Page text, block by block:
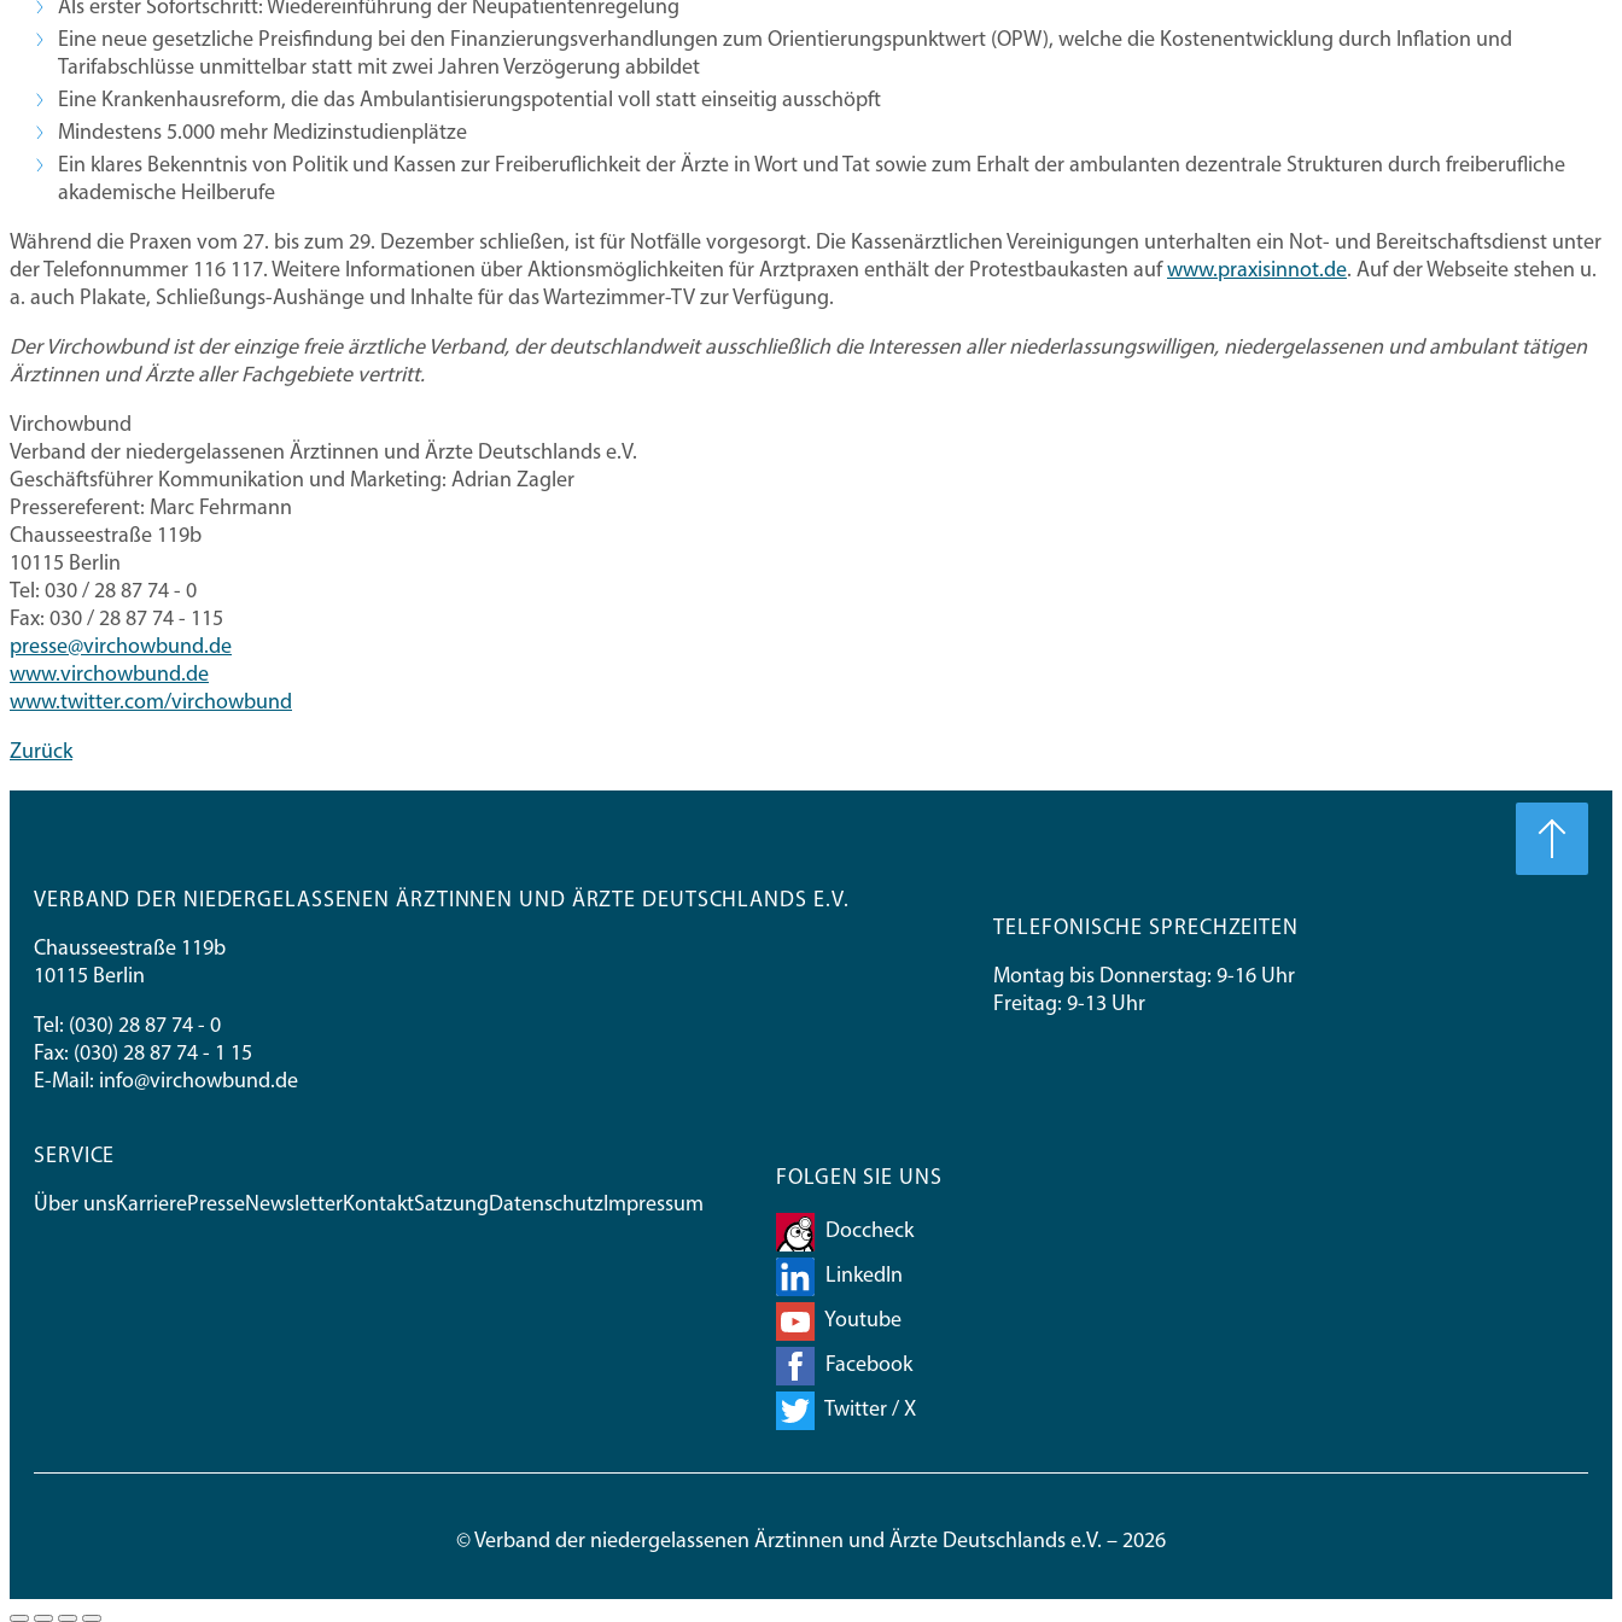
Als erster Sofortschritt: Wiedereinführung der Neupatientenregelung
Eine neue gesetzliche Preisfindung bei den Finanzierungsverhandlungen zum Orientierungspunktwert (OPW), welche die Kostenentwicklung durch Inflation und
Tarifabschlüsse unmittelbar statt mit zwei Jahren Verzögerung abbildet
Eine Krankenhausreform, die das Ambulantisierungspotential voll statt einseitig ausschöpft
Mindestens 5.000 mehr Medizinstudienplätze
Ein klares Bekenntnis von Politik und Kassen zur Freiberuflichkeit der Ärzte in Wort und Tat sowie zum Erhalt der ambulanten dezentrale Strukturen durch freiberufliche
akademische Heilberufe
Während die Praxen vom 27. bis zum 29. Dezember schließen, ist für Notfälle vorgesorgt. Die Kassenärztlichen Vereinigungen unterhalten ein Not- und Bereitschaftsdienst unter
der Telefonnummer 116 117. Weitere Informationen über Aktionsmöglichkeiten für Arztpraxen enthält der Protestbaukasten aufwww.praxisinnot.de. Auf der Webseite stehen u.
a. auch Plakate, Schließungs-Aushänge und Inhalte für das Wartezimmer-TV zur Verfügung.
Der Virchowbund ist der einzige freie ärztliche Verband, der deutschlandweit ausschließlich die Interessen aller niederlassungswilligen, niedergelassenen und ambulant tätigen
Ärztinnen und Ärzte aller Fachgebiete vertritt.
Virchowbund
Verband der niedergelassenen Ärztinnen und Ärzte Deutschlands e.V.
Geschäftsführer Kommunikation und Marketing: Adrian Zagler
Pressereferent: Marc Fehrmann
Chausseestraße 119b
10115 Berlin
Tel: 030 / 28 87 74 - 0
Fax: 030 / 28 87 74 - 115
presse@virchowbund.de
www.virchowbund.de
www.twitter.com/virchowbund
Zurück
VERBAND DER NIEDERGELASSENEN ÄRZTINNEN UND ÄRZTE DEUTSCHLANDS E.V.
Chausseestraße 119b
10115 Berlin
Tel: (030) 28 87 74 - 0
Fax: (030) 28 87 74 - 1 15
E-Mail: info@virchowbund.de
TELEFONISCHE SPRECHZEITEN
Montag bis Donnerstag: 9-16 Uhr
Freitag: 9-13 Uhr
SERVICE
Über unsKarrierePresseNewsletterKontaktSatzungDatenschutzImpressum
FOLGEN SIE UNS
Doccheck
LinkedIn
Youtube
Facebook
Twitter / X
© Verband der niedergelassenen Ärztinnen und Ärzte Deutschlands e.V. – 2026